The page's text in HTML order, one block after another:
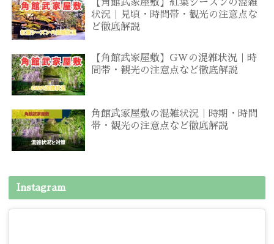
【角館武家屋敷】紅葉シーズンの混雑
状況｜見頃・時間帯・観光の注意点な
ど徹底解説
【角館武家屋敷】GWの混雑状況｜時
間帯・観光の注意点など徹底解説
角館武家屋敷の混雑状況｜時期・時間
帯・観光の注意点など徹底解説
Instagram